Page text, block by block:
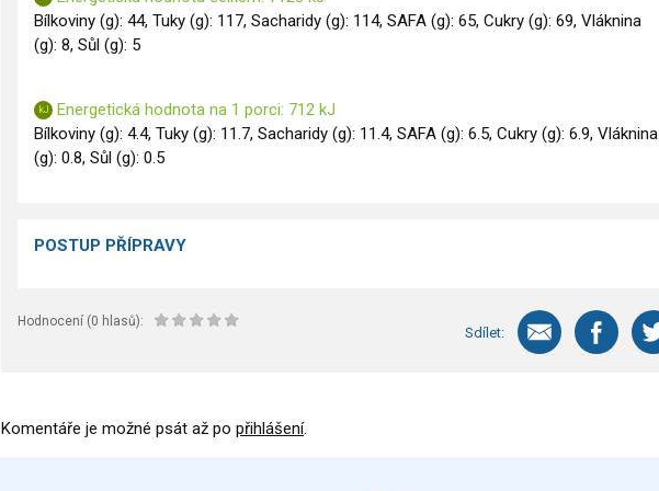
Bílkoviny (g): 44, Tuky (g): 117, Sacharidy (g): 114, SAFA (g): 65, Cukry (g): 69, Vláknina
(g): 8, Sůl (g): 5
Energetická hodnota na 1 porci: 712 kJ
Bílkoviny (g): 4.4, Tuky (g): 11.7, Sacharidy (g): 11.4, SAFA (g): 6.5, Cukry (g): 6.9, Vláknina
(g): 0.8, Sůl (g): 0.5
POSTUP PŘÍPRAVY
Hodnocení (0 hlasů):
Sdílet:
Komentáře je možné psát až po přihlášení.